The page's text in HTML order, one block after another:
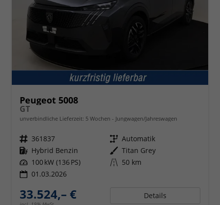
Peugeot 5008
GT
unverbindliche Lieferzeit: 5 Wochen Jungwagen/Jahreswagen
Fahrzeugnr. 361837 Getriebe Automatik
Kraftstoff Hybrid Benzin Außenfarbe Titan Grey
Leistung 100 kW (136 PS) Kilometerstand 50 km
01.03.2026
33.524,– € Details